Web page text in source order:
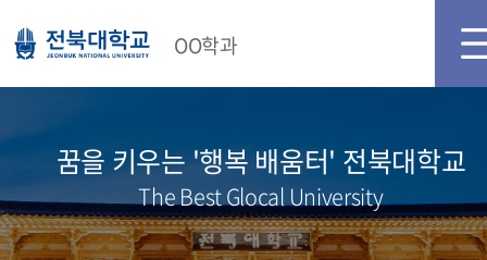
OO학과
꿈을 키우는 '행복 배움터' 전북대학교
The Best Glocal University